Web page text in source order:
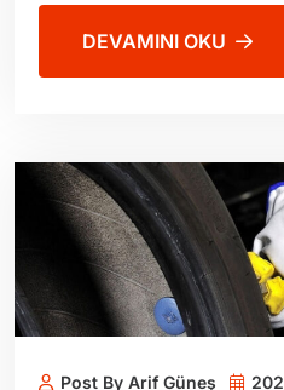
DEVAMINI OKU
Post By Arif Güneş